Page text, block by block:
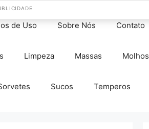
de Uso Sobre Nós Contato
Limpeza Massas Molhos
Sucos Temperos